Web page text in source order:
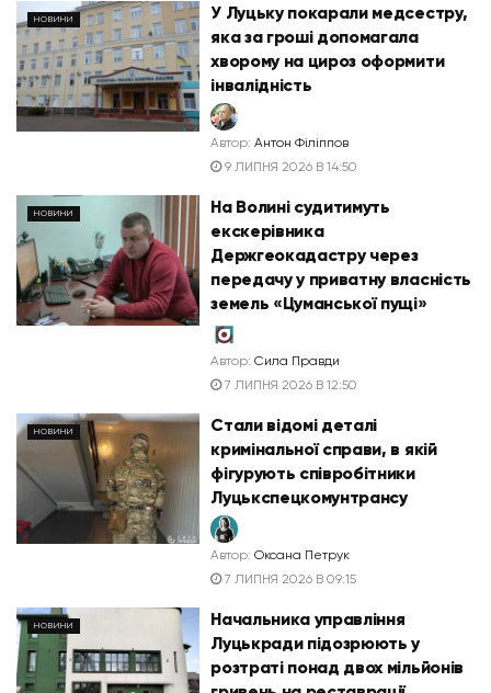
НОВИНИ
У Луцьку покарали медсестру,
яка за гроші допомагала
хворому на цироз оформити
інвалідність
Автор: Антон Філіппов
9 ЛИПНЯ 2026 В 14:50
НОВИНИ
На Волині судитимуть
екскерівника
Держгеокадастру через
передачу у приватну власність
земель «Цуманської пущі»
Автор: Сила Правди
7 ЛИПНЯ 2026 В 12:50
НОВИНИ
Стали відомі деталі
кримінальної справи, в якій
фігурують співробітники
Луцькспецкомунтрансу
Автор: Оксана Петрук
7 ЛИПНЯ 2026 В 09:15
НОВИНИ
Начальника управління
Луцькради підозрюють у
розтраті понад двох мільйонів